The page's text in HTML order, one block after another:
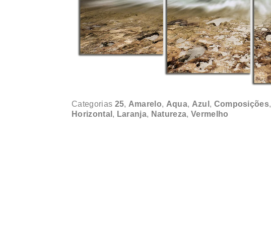
Categorias 25, Amarelo, Aqua, Azul , Composições,
Horizontal , Laranja, Natureza, Vermelho